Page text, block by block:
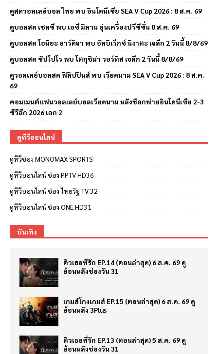
ดูสดวอลเลย์บอล ไทย พบ อินโดนีเซีย SEA V Cup 2026 : 8 ส.ค. 69
ดูบอลสด เชลซี พบ เอซี มิลาน อุ่นเครื่องปรีซีซั่น 8 ส.ค. 69
ดูบอลสด โอมิยะ อาร์ดิจา พบ อัลบิเร็กซ์ นิงาตะ เจลีก 2 วันนี้ 8/8/69
ดูบอลสด ซัปโปโร พบ โตกุชิม่า วอร์ทิส เจลีก 2 วันนี้ 8/8/69
ดูวอลเลย์บอลสด ฟิลิปปินส์ พบ เวียดนาม SEA V Cup 2026 : 8 ส.ค.
69
คอมเมนต์แฟนวอลเลย์บอลเวียดนาม หลังช็อกพ่ายอินโดนีเซีย 2-3
ซีวีลีก 2026 เลก 2
ดูทีวีออนไลน์
ดูทีวีช่อง MONOMAX SPORTS
ดูทีวีออนไลน์ ช่อง PPTV HD36
ดูทีวีออนไลน์ ช่อง ไทยรัฐ TV 32
ดูทีวีออนไลน์ ช่อง ONE HD31
บันเทิง
ติวเธอที่รัก EP.14 (ตอนล่าสุด) 6 ส.ค. 69 ดู
ย้อนหลังช่องวัน 31
เกมส์โกงเกมส์ EP.15 (ตอนล่าสุด) 6 ส.ค. 69 ดู
ย้อนหลัง 3Plus
ติวเธอที่รัก EP.13 (ตอนล่าสุด) 5 ส.ค. 69 ดู
ย้อนหลังช่องวัน 31